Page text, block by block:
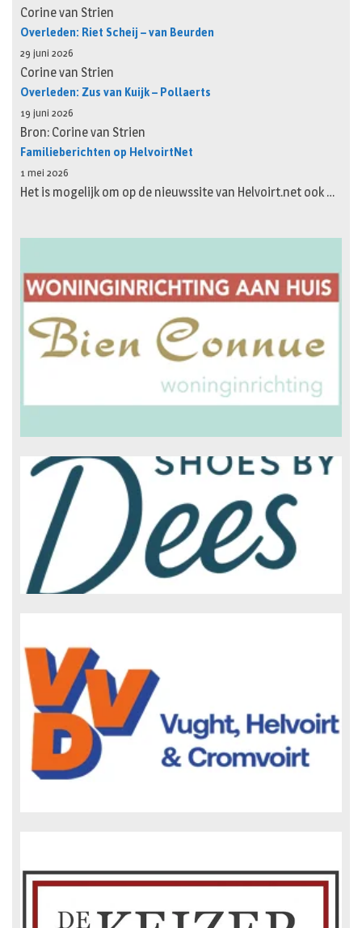
Corine van Strien
Overleden: Riet Scheij – van Beurden
29 juni 2026
Corine van Strien
Overleden: Zus van Kuijk – Pollaerts
19 juni 2026
Bron: Corine van Strien
Familieberichten op HelvoirtNet
1 mei 2026
Het is mogelijk om op de nieuwssite van Helvoirt.net ook …